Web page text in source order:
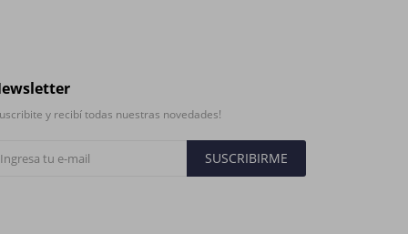
y recibí todas nuestras novedades!
SUSCRIBIRME